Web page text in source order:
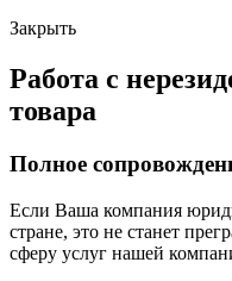
Закрыть
Работа с
товара
Полное
Если Ваша компания
стране, это не станет
сферу услуг нашей